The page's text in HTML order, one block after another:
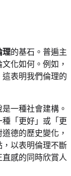
理的基石。普遍主
化如何。例如，
表明我們倫理的
一種社會建構。
「更好」或「更
德的歷史變化，
以表明倫理不斷
感的同時欣賞人